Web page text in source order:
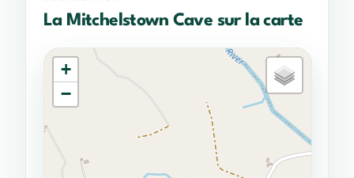
La Mitchelstown Cave sur la carte
+
−